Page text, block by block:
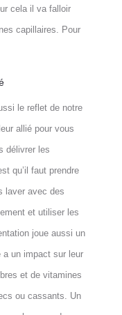
cela il va falloir
capillaires. Pour
le reflet de notre
allié pour vous
délivrer les
qu’il faut prendre
laver avec des
et utiliser les
joue aussi un
a un impact sur leur
et de vitamines
ou cassants. Un